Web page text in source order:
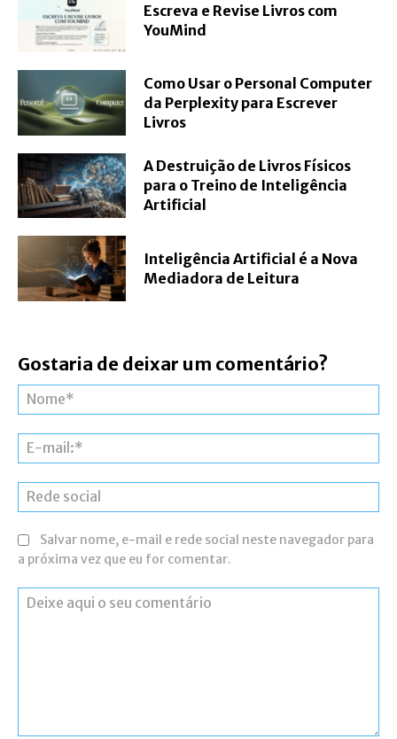
Escreva e Revise Livros com
YouMind
Como Usar o Personal Computer
da Perplexity para Escrever
Livros
A Destruição de Livros Físicos
para o Treino de Inteligência
Artificial
Inteligência Artificial é a Nova
Mediadora de Leitura
Gostaria de deixar um comentário?
Salvar nome, e-mail e rede social neste navegador para
a próxima vez que eu for comentar.